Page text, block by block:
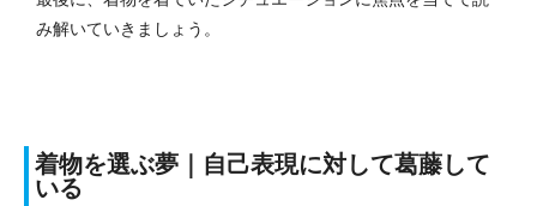
み解いていきましょう。
着物を選ぶ夢｜自己表現に対して葛藤して
いる